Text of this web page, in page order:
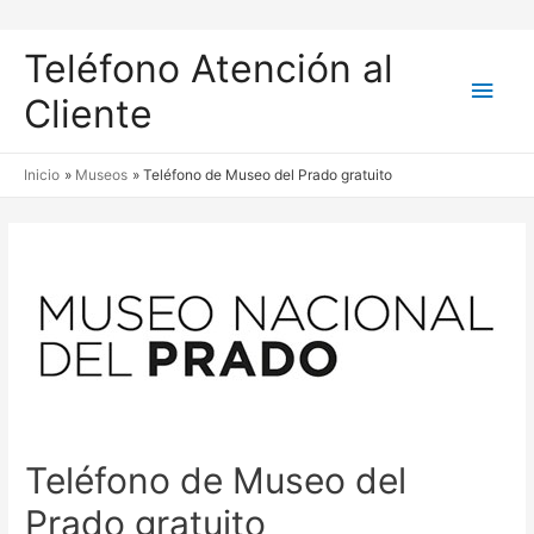
Teléfono Atención al
Cliente
Inicio Museos Teléfono de Museo del Prado gratuito
Teléfono de Museo del
Prado gratuito